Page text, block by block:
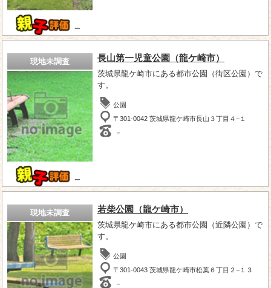
－
現地未調査
－
長山第一児童公園（龍ケ崎市）
茨城県龍ケ崎市にある都市公園（街区公園）で
す。
公園
〒301-0042 茨城県龍ケ崎市長山３丁目４−１
－
現地未調査 若柴公園（龍ケ崎市）
茨城県龍ケ崎市にある都市公園（近隣公園）で
す。
公園
〒301-0043 茨城県龍ケ崎市松葉６丁目２−１３
－